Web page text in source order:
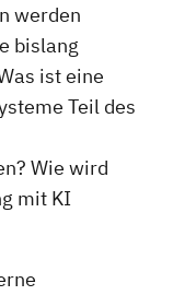
werden
bislang
ist eine
Teil des
Wie wird
mit KI